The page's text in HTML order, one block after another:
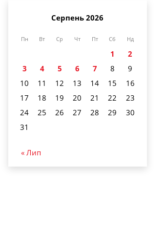
Серпень 2026
Пн Вт Ср Чт Пт Сб Нд
1
2
3
4 5 6 7 8
9
10
11 12 13 14 15
16
17
18 19 20 21 22
23
24
25 26 27 28 29
30
31
« Лип